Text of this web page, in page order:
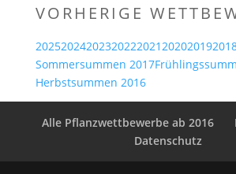
VORHERIGE
2025202420232022202120202019
Sommersummen 2017
Herbstsummen 2016
Alle Pflanzwettbewerbe ab 2016
Datenschutz